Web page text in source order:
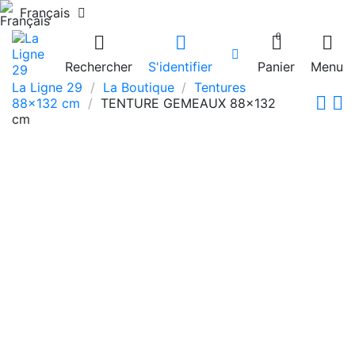
Français
Rechercher S'identifier
0
Panier
Menu
La Ligne 29
La Boutique
Tentures
88x132 cm
TENTURE GEMEAUX 88x132
cm